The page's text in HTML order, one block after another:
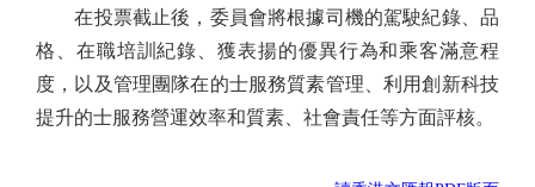
在投票截止後，委員會將根據司機的駕駛紀錄、品
格、在職培訓紀錄、獲表揚的優異行為和乘客滿意程
度，以及管理團隊在的士服務質素管理、利用創新科技
提升的士服務營運效率和質素、社會責任等方面評核。